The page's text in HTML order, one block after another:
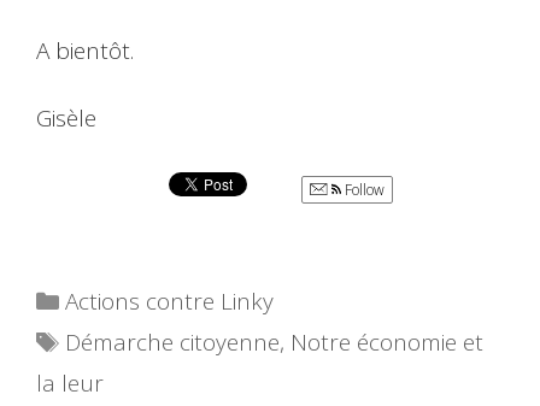
A bientôt.
Gisèle
Follow
Catégories
Actions contre Linky
Étiquettes
Démarche citoyenne, Notre économie et
la leur